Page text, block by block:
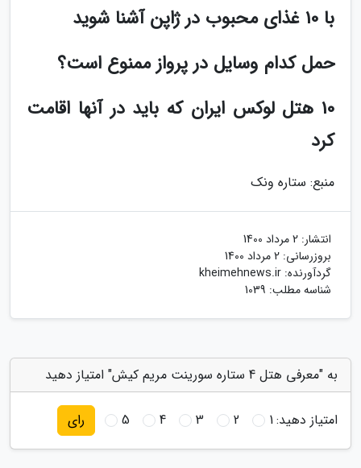
با 10 غذای محبوب در ژاپن آشنا شوید
حمل کدام وسایل در پرواز ممنوع است؟
10 هتل لوکس ایران که باید در آنها اقامت
کرد
منبع: ستاره ونک
انتشار: 2 مرداد 1400
بروزرسانی: 2 مرداد 1400
گردآورنده: kheimehnews.ir
شناسه مطلب: 1039
به "معرفی هتل 4 ستاره سورینت مریم کیش" امتیاز دهید
امتیاز دهید:1
2
3
4
5 رای